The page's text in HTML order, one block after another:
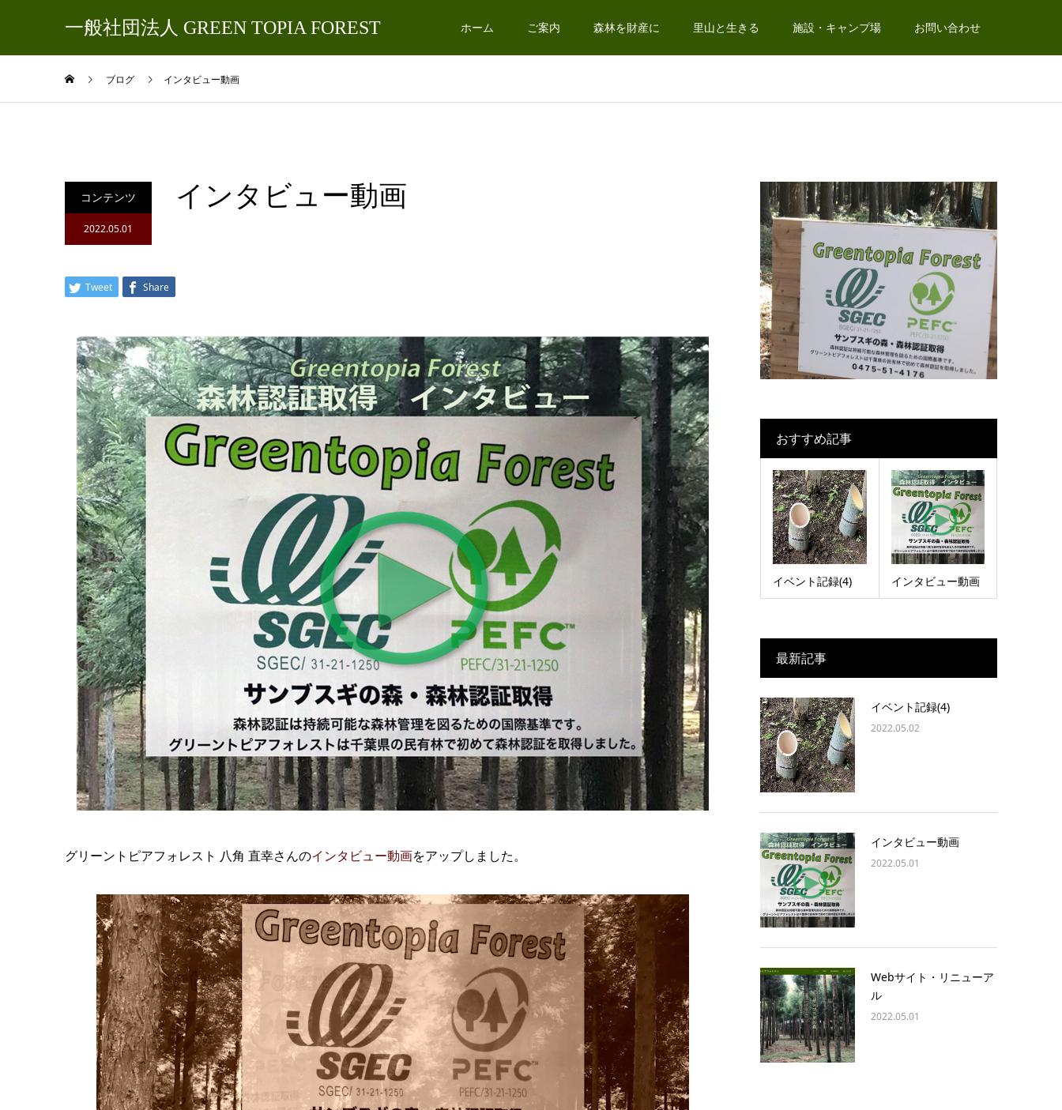
一般社団法人 GREEN TOPIA FOREST ホーム ご案内 森林を財産に 里山と生きる 施設・キャンプ場 お問い合わせ
ブログ インタビュー動画
コンテンツ
2022.05.01
インタビュー動画
Tweet Share
グリーントピアフォレスト 八角 直幸さんのインタビュー動画をアップしました。
おすすめ記事
イベント記録(4) インタビュー動画
最新記事
イベント記録(4)
2022.05.02
インタビュー動画
2022.05.01
Webサイト・リニューア
ル
2022.05.01